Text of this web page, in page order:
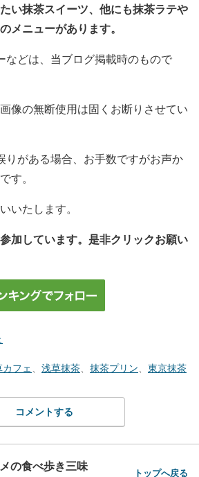
い抹茶スイーツ、他にも抹茶ラテや
メニューがあります。
などは、当ブログ掲載時のもので
像の無断使用は固くお断りさせてい
りがある場合、お手数ですがお声か
す。
いたします。
加しています。是非クリックお願い
カフェ、 浅草抹茶、 抹茶プリン、 東京抹茶
コメントする
の食べ歩き三味 トップへ戻る